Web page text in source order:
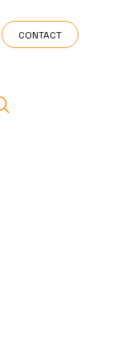
NEWS
CONTACT